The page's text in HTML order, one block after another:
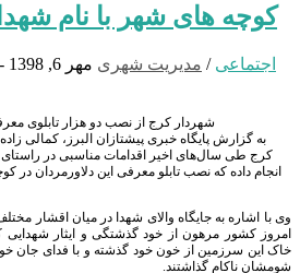
کوچه های شهر با نام
اجتماعی / مدیریت شهری مهر 6, 1398 - سپتامبر 28, 2019
شهردار کرج از نصب دو هزار تابلوی
به گزارش پایگاه خبری پیشتازان البرز، کمالی
کرج طی سال‌های اخیر اقدامات مناسبی در راستای
انجام داده که نصب تابلو معرفی این دلاورمردان در
وی با اشاره به جایگاه والای شهدا در میان اقشار
امروز کشور مرهون از خود گذشتگی و ایثار
خاک این سرزمین از خون خود گذشته و با فدای جان
شومشان ناکام گذاشتند.